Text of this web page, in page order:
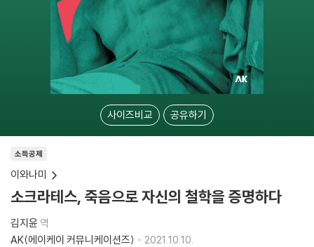
사이즈비교 공유하기
소득공제
이와나미
소크라테스, 죽음으로 자신의 철학을 증명하다
김지윤 역
AK(에이케이 커뮤니케이션즈)
2021.10.10.